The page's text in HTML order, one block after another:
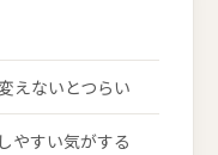
えないとつらい
やすい気がする